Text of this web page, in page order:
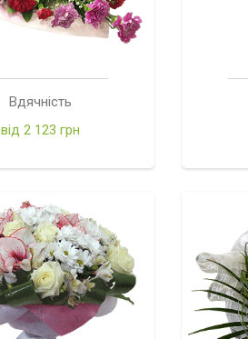
Вдячність
від 2 123 грн